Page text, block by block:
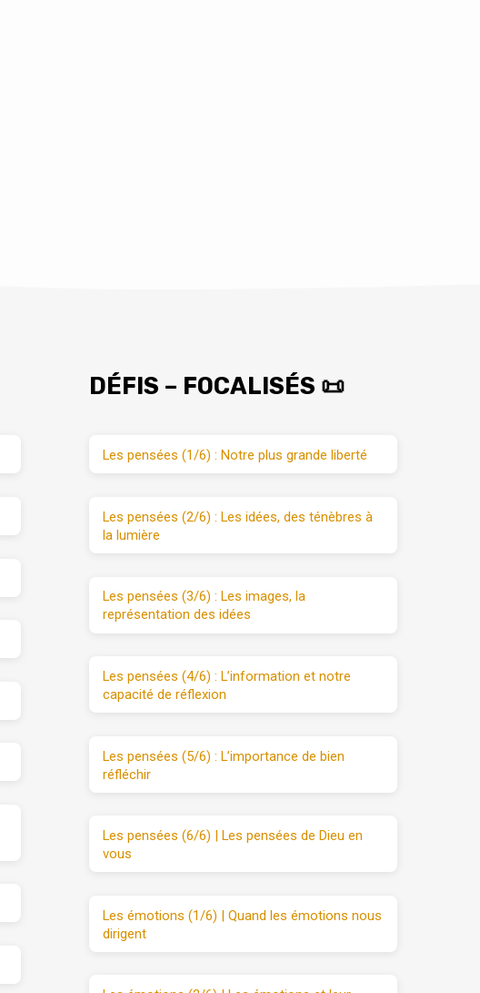
DÉFIS – FOCALISÉS 📜
Les pensées (1/6) : Notre plus grande liberté
Les pensées (2/6) : Les idées, des ténèbres à
la lumière
Les pensées (3/6) : Les images, la
représentation des idées
Les pensées (4/6) : L’information et notre
capacité de réflexion
Les pensées (5/6) : L’importance de bien
réfléchir
Les pensées (6/6) | Les pensées de Dieu en
vous
Les émotions (1/6) | Quand les émotions nous
dirigent